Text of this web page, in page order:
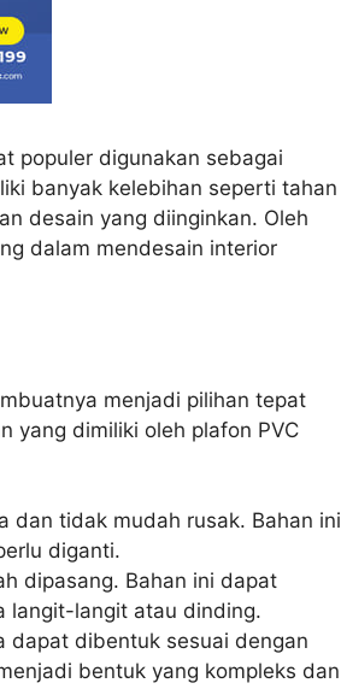
populer digunakan sebagai
banyak kelebihan seperti tahan
desain yang diinginkan. Oleh
dalam mendesain interior
menjadi pilihan tepat
yang dimiliki oleh plafon PVC
dan tidak mudah rusak. Bahan ini
diganti.
dipasang. Bahan ini dapat
langit-langit atau dinding.
dapat dibentuk sesuai dengan
bentuk yang kompleks dan